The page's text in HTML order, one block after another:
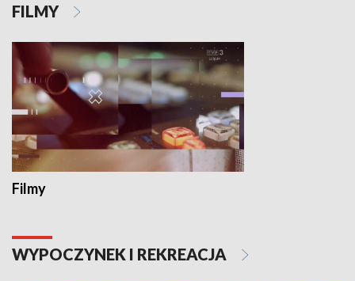
FILMY
Filmy
WYPOCZYNEK I REKREACJA